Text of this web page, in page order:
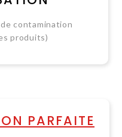
contamination
produits)
PARFAITE